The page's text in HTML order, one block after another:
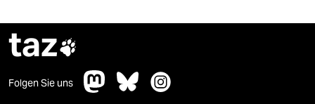
taz
Folgen Sie uns